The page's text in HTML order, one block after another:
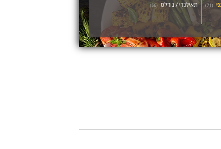
(
71
) תאילנדי / נודלס (
56
)